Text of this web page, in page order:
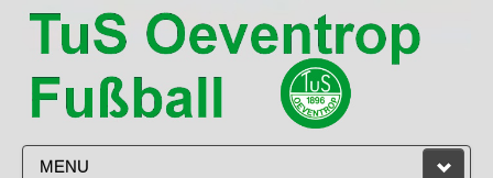
MENU